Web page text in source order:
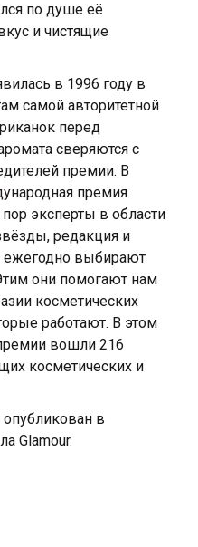
по душе её
и чистящие
в 1996 году в
самой авторитетной
перед
сверяются с
премии. В
премия
эксперты в области
редакция и
ежегодно выбирают
они помогают нам
косметических
работают. В этом
вошли 216
косметических и
в
Glamour.